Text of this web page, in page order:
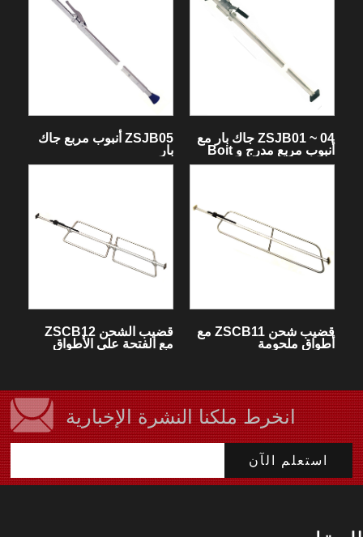
ZSJB05 أنبوب مربع جاك
بار
ZSJB01 ~ 04 جاك بار مع
أنبوب مربع مدرج و Boit
على وسادات القدم
قضيب الشحن ZSCB12
مع الفتحة على الأطواق
قضيب شحن ZSCB11 مع
أطواق ملحومة
انخرط ملكنا النشرة الإخبارية